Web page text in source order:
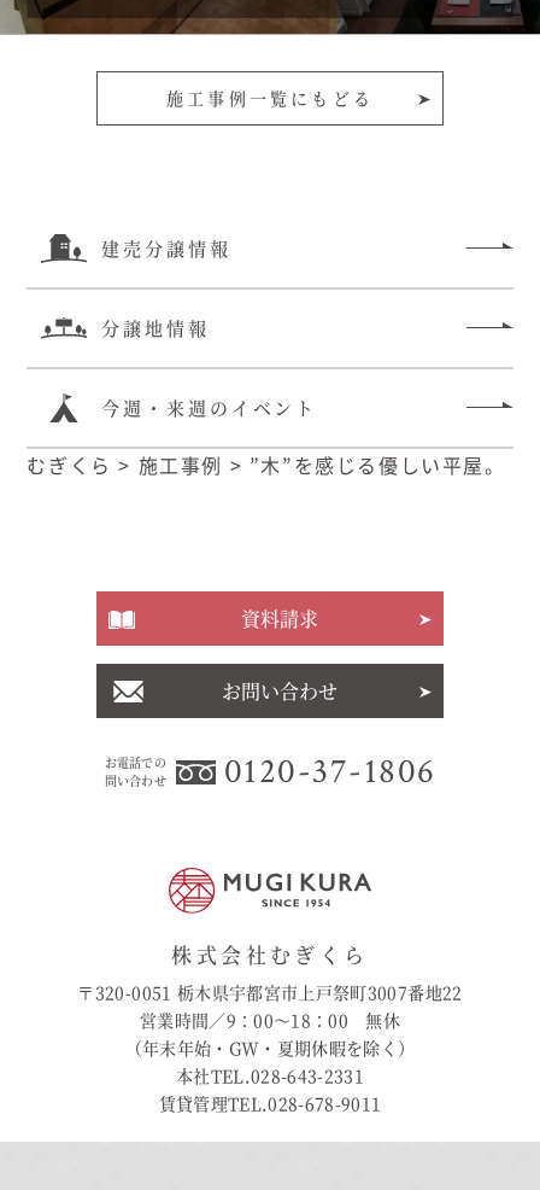
施工事例一覧にもどる
建売分譲情報
分譲地情報
今週・来週のイベント
むぎくら > 施工事例 > ”木”を感じる優しい平屋。
お電話での
問い合わせ
0120-37-1806
資料請求
お問い合わせ
株式会社むぎくら
〒320-0051 栃木県宇都宮市上戸祭町3007番地22
営業時間／9：00〜18：00 無休
（年末年始・GW・夏期休暇を除く）
本社TEL.028-643-2331
賃貸管理TEL.028-678-9011